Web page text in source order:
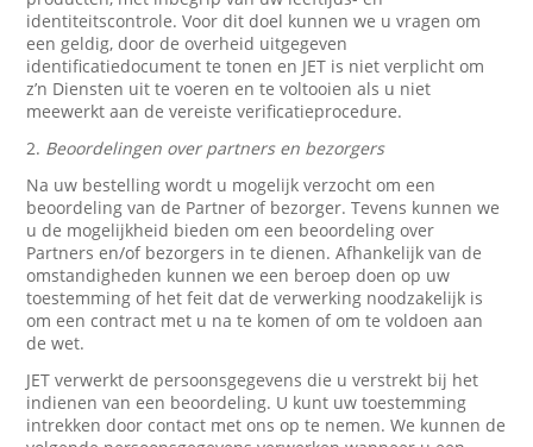
identiteitscontrole. Voor dit doel kunnen we u vragen om
een geldig, door de overheid uitgegeven
identificatiedocument te tonen en JET is niet verplicht om
z’n Diensten uit te voeren en te voltooien als u niet
meewerkt aan de vereiste verificatieprocedure.
2. Beoordelingen over partners en bezorgers
Na uw bestelling wordt u mogelijk verzocht om een
beoordeling van de Partner of bezorger. Tevens kunnen we
u de mogelijkheid bieden om een beoordeling over
Partners en/of bezorgers in te dienen. Afhankelijk van de
omstandigheden kunnen we een beroep doen op uw
toestemming of het feit dat de verwerking noodzakelijk is
om een contract met u na te komen of om te voldoen aan
de wet.
JET verwerkt de persoonsgegevens die u verstrekt bij het
indienen van een beoordeling. U kunt uw toestemming
intrekken door contact met ons op te nemen. We kunnen de